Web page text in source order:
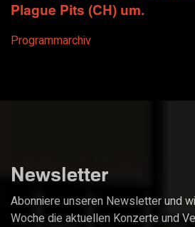
Plague Pits (CH) um.
Programmarchiv
Newsletter
Abonniere unseren Newsletter und
Woche die aktuellen Konzerte und